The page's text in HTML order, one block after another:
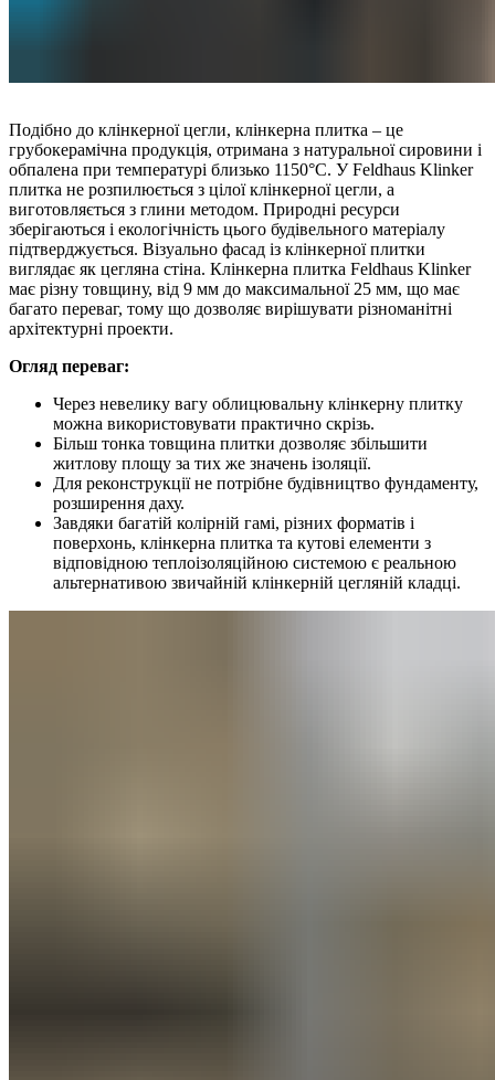
Подібно до клінкерної цегли, клінкерна плитка – це
грубокерамічна продукція, отримана з натуральної сировини і
обпалена при температурі близько 1150°C. У Feldhaus Klinker
плитка не розпилюється з цілої клінкерної цегли, а
виготовляється з глини методом. Природні ресурси
зберігаються і екологічність цього будівельного матеріалу
підтверджується. Візуально фасад із клінкерної плитки
виглядає як цегляна стіна. Клінкерна плитка Feldhaus Klinker
має різну товщину, від 9 мм до максимальної 25 мм, що має
багато переваг, тому що дозволяє вирішувати різноманітні
архітектурні проекти.
Огляд переваг:
Через невелику вагу облицювальну клінкерну плитку
можна використовувати практично скрізь.
Більш тонка товщина плитки дозволяє збільшити
житлову площу за тих же значень ізоляції.
Для реконструкції не потрібне будівництво фундаменту,
розширення даху.
Завдяки багатій колірній гамі, різних форматів і
поверхонь, клінкерна плитка та кутові елементи з
відповідною теплоізоляційною системою є реальною
альтернативою звичайній клінкерній цегляній кладці.